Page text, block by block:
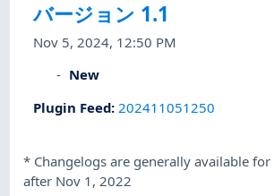
バージョン 1.1
Nov 5, 2024, 12:50 PM
New
Plugin Feed: 202411051250
* Changelogs are generally available
after Nov 1, 2022